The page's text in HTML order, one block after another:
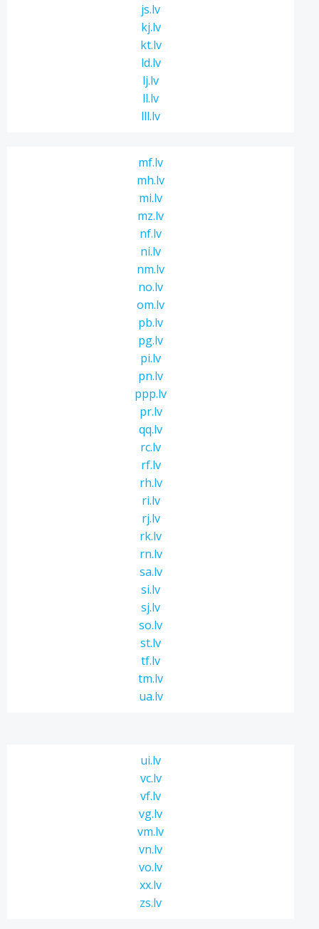
js.lv
kj.lv
kt.lv
ld.lv
lj.lv
ll.lv
lll.lv
mf.lv
mh.lv
mi.lv
mz.lv
nf.lv
ni.lv
nm.lv
no.lv
om.lv
pb.lv
pg.lv
pi.lv
pn.lv
ppp.lv
pr.lv
qq.lv
rc.lv
rf.lv
rh.lv
ri.lv
rj.lv
rk.lv
rn.lv
sa.lv
si.lv
sj.lv
so.lv
st.lv
tf.lv
tm.lv
ua.lv
ui.lv
vc.lv
vf.lv
vg.lv
vm.lv
vn.lv
vo.lv
xx.lv
zs.lv